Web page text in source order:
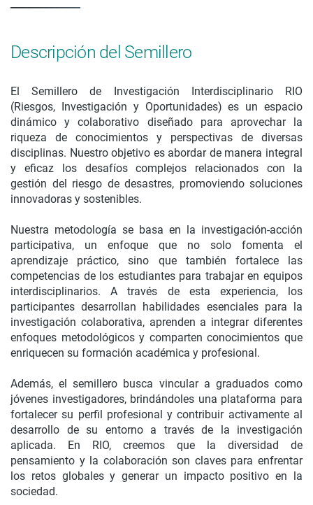
Descripción del Semillero
El Semillero de Investigación Interdisciplinario RIO
(Riesgos, Investigación y Oportunidades) es un espacio
dinámico y colaborativo diseñado para aprovechar la
riqueza de conocimientos y perspectivas de diversas
disciplinas. Nuestro objetivo es abordar de manera integral
y eficaz los desafíos complejos relacionados con la
gestión del riesgo de desastres, promoviendo soluciones
innovadoras y sostenibles.
Nuestra metodología se basa en la investigación-acción
participativa, un enfoque que no solo fomenta el
aprendizaje práctico, sino que también fortalece las
competencias de los estudiantes para trabajar en equipos
interdisciplinarios. A través de esta experiencia, los
participantes desarrollan habilidades esenciales para la
investigación colaborativa, aprenden a integrar diferentes
enfoques metodológicos y comparten conocimientos que
enriquecen su formación académica y profesional.
Además, el semillero busca vincular a graduados como
jóvenes investigadores, brindándoles una plataforma para
fortalecer su perfil profesional y contribuir activamente al
desarrollo de su entorno a través de la investigación
aplicada. En RIO, creemos que la diversidad de
pensamiento y la colaboración son claves para enfrentar
los retos globales y generar un impacto positivo en la
sociedad.